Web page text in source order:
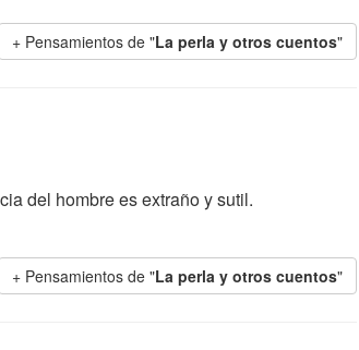
+ Pensamientos de "La perla y otros cuentos"
del hombre es extraño y sutil.
+ Pensamientos de "La perla y otros cuentos"